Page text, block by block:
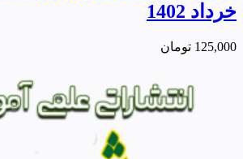
خرداد 1402
125,000 تومان